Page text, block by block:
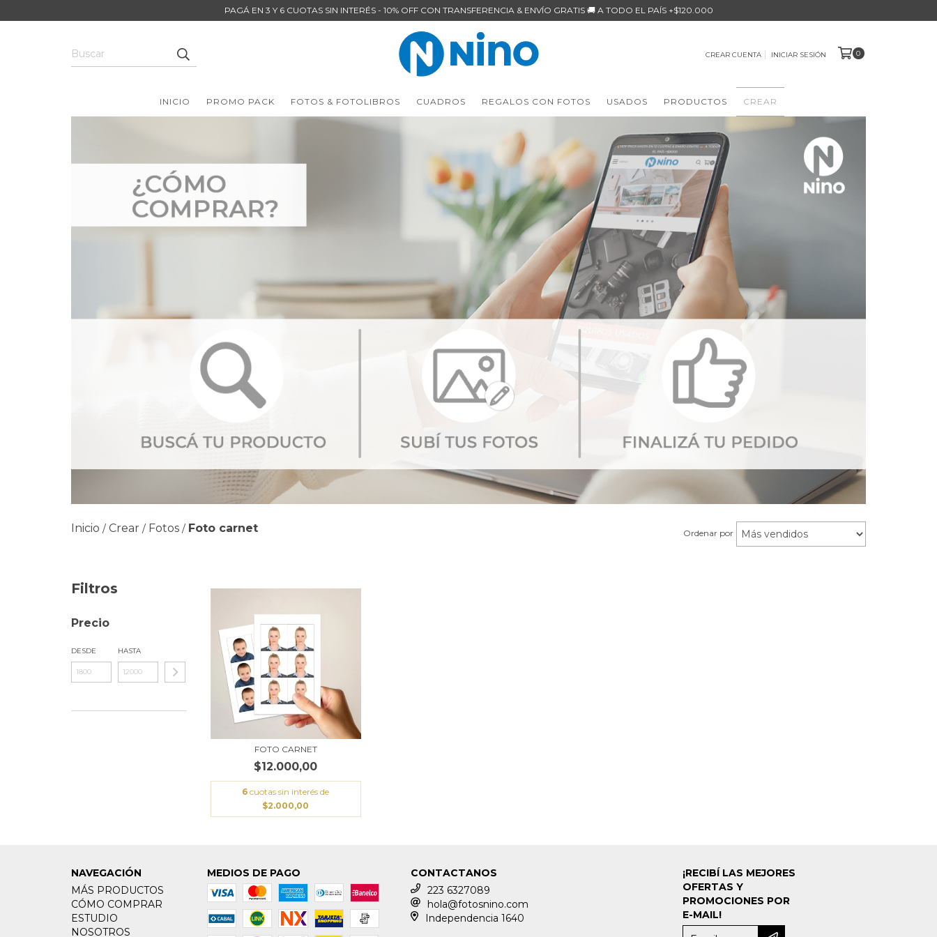
PAGÁ EN 3 Y 6 CUOTAS SIN INTERÉS - 10% OFF CON TRANSFERENCIA & ENVÍO GRATIS 🚚 A TODO EL PAÍS +$120.000
CREAR CUENTA INICIAR SESIÓN 0
INICIO PROMO PACK FOTOS & FOTOLIBROS CUADROS REGALOS CON FOTOS USADOS PRODUCTOS CREAR
Inicio / Crear / Fotos / Foto carnet Ordenar por
Filtros
Precio
DESDE HASTA
FOTO CARNET
$12.000,00
6 cuotas sin interés de
$2.000,00
NAVEGACIÓN
MÁS PRODUCTOS
CÓMO COMPRAR
ESTUDIO
NOSOTROS
MEDIOS DE PAGO
CONTACTANOS
223 6327089
hola@fotosnino.com
Independencia 1640
¡RECIBÍ LAS MEJORES
OFERTAS Y
PROMOCIONES POR
E-MAIL!